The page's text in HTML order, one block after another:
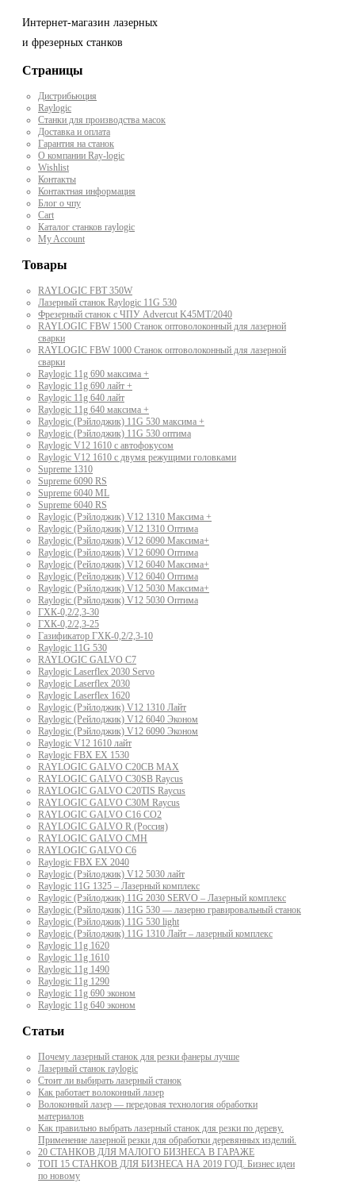
Интернет-магазин лазерных
и фрезерных станков
Страницы
Дистрибьюция
Raylogic
Станки для производства масок
Доставка и оплата
Гарантия на станок
О компании Ray-logic
Wishlist
Контакты
Контактная информация
Блог о чпу
Cart
Каталог станков raylogic
My Account
Товары
RAYLOGIC FBT 350W
Лазерный станок Raylogic 11G 530
Фрезерный станок с ЧПУ Advercut K45MT/2040
RAYLOGIC FBW 1500 Станок оптоволоконный для лазерной
сварки
RAYLOGIC FBW 1000 Станок оптоволоконный для лазерной
сварки
Raylogic 11g 690 максима +
Raylogic 11g 690 лайт +
Raylogic 11g 640 лайт
Raylogic 11g 640 максима +
Raylogic (Рэйлоджик) 11G 530 максима +
Raylogic (Рэйлоджик) 11G 530 оптима
Raylogic V12 1610 с автофокусом
Raylogic V12 1610 с двумя режущими головками
Supreme 1310
Supreme 6090 RS
Supreme 6040 ML
Supreme 6040 RS
Raylogic (Рэйлоджик) V12 1310 Максима +
Raylogic (Рэйлоджик) V12 1310 Оптима
Raylogic (Рэйлоджик) V12 6090 Максима+
Raylogic (Рэйлоджик) V12 6090 Оптима
Raylogic (Рейлоджик) V12 6040 Максима+
Raylogic (Рейлоджик) V12 6040 Оптима
Raylogic (Рэйлоджик) V12 5030 Максима+
Raylogic (Рэйлоджик) V12 5030 Оптима
ГХК-0,2/2,3-30
ГХК-0,2/2,3-25
Газификатор ГХК-0,2/2,3-10
Raylogic 11G 530
RAYLOGIC GALVO С7
Raylogic Laserflex 2030 Servo
Raylogic Laserflex 2030
Raylogic Laserflex 1620
Raylogic (Рэйлоджик) V12 1310 Лайт
Raylogic (Рейлоджик) V12 6040 Эконом
Raylogic (Рэйлоджик) V12 6090 Эконом
Raylogic V12 1610 лайт
Raylogic FBX EX 1530
RAYLOGIC GALVO С20CB MAX
RAYLOGIC GALVO С30SB Raycus
RAYLOGIC GALVO C20TIS Raycus
RAYLOGIC GALVO С30M Raycus
RAYLOGIC GALVO С16 CO2
RAYLOGIC GALVO R (Россия)
RAYLOGIC GALVO CMH
RAYLOGIC GALVO С6
Raylogic FBX EX 2040
Raylogic (Рэйлоджик) V12 5030 лайт
Raylogic 11G 1325 – Лазерный комплекс
Raylogic (Рэйлоджик) 11G 2030 SERVO – Лазерный комплекс
Raylogic (Рэйлоджик) 11G 530 — лазерно гравировальный станок
Raylogic (Рэйлоджик) 11G 530 light
Raylogic (Рэйлоджик) 11G 1310 Лайт – лазерный комплекс
Raylogic 11g 1620
Raylogic 11g 1610
Raylogic 11g 1490
Raylogic 11g 1290
Raylogic 11g 690 эконом
Raylogic 11g 640 эконом
Статьи
Почему лазерный станок для резки фанеры лучше
Лазерный станок raylogic
Стоит ли выбирать лазерный станок
Как работает волоконный лазер
Волоконный лазер — передовая технология обработки
материалов
Как правильно выбрать лазерный станок для резки по дереву.
Применение лазерной резки для обработки деревянных изделий.
20 СТАНКОВ ДЛЯ МАЛОГО БИЗНЕСА В ГАРАЖЕ
ТОП 15 СТАНКОВ ДЛЯ БИЗНЕСА НА 2019 ГОД. Бизнес идеи
по новому